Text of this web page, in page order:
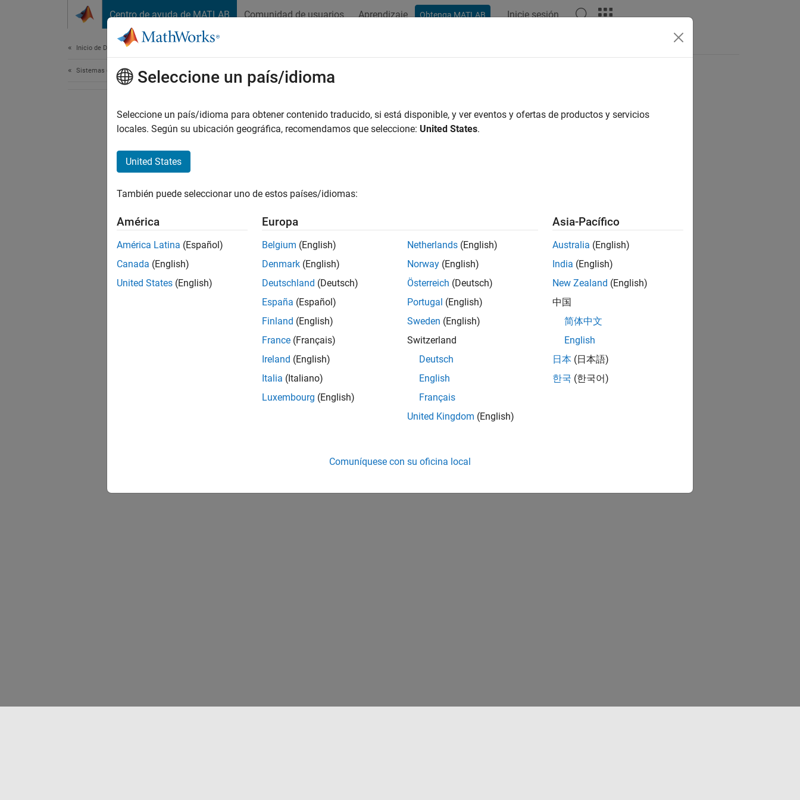
Centro de ayuda de MATLAB Comunidad de usuarios Aprendizaje Obtenga MATLAB Inicie sesión
Inicio de Documentación
Sistemas de control
¿Qué tan útil fue esta traducción?
Seleccione un país/idioma
Seleccione un país/idioma para obtener contenido traducido, si está disponible, y ver eventos y ofertas de productos y servicios
locales. Según su ubicación geográfica, recomendamos que seleccione: United States.
United States
También puede seleccionar uno de estos países/idiomas:
América
América Latina (Español)
Canada (English)
United States (English)
Europa
Belgium (English)
Denmark (English)
Deutschland (Deutsch)
España (Español)
Finland (English)
France (Français)
Ireland (English)
Italia (Italiano)
Luxembourg (English)
Netherlands (English)
Norway (English)
Österreich (Deutsch)
Portugal (English)
Sweden (English)
Switzerland
Deutsch
English
Français
United Kingdom (English)
Asia-Pacífico
Australia (English)
India (English)
New Zealand (English)
中国
简体中文
English
日本 (日本語)
한국 (한국어)
Comuníquese con su oficina local